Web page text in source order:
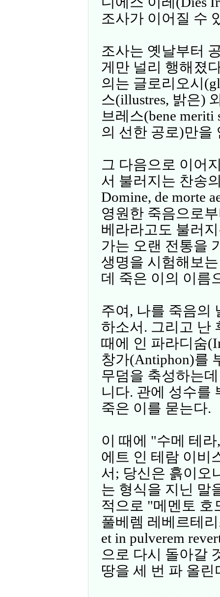
조사가 이어질 수
조사는 옛날부터
게만 널리 행해졌
의는 글로리오시
스(illustres, 밝은)
브레스(bene meriti
의 선한 공로)만을
그 다음으로 이어
서 불러지는 찬송
Domine, de morte
영원한 죽음으로
베라라고도 불러
가는 오랜 전통을
생명을 시험해보
데 죽은 이의 이름
주여, 나를 죽음의
하소서. 그리고 난
때에 인 파라디숨
창가(Antiphon)를
무덤을 축성하는
니다. 관에 성수를
죽은 이를 묻는다.
이 때에 "수메 테
에트 인 테람 이비
서; 당신은 흙이오
는 형식을 지닌 말
적으로 "메멘토 호
풀베렘 레베르테리
et in pulverem
으로 다시 돌아갈
땅을 세 번 파 올린